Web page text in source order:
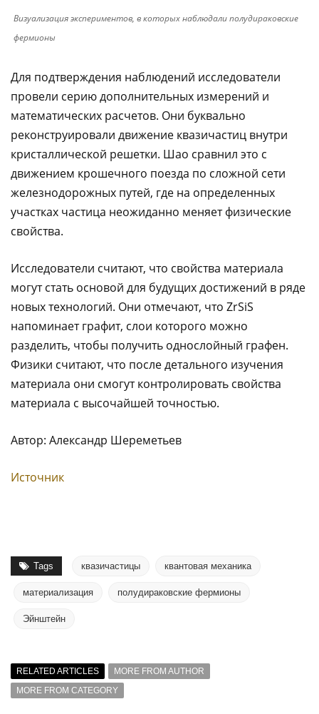
Визуализация экспериментов, в которых наблюдали полудираковские
фермионы
Для подтверждения наблюдений исследователи
провели серию дополнительных измерений и
математических расчетов. Они буквально
реконструировали движение квазичастиц внутри
кристаллической решетки. Шао сравнил это с
движением крошечного поезда по сложной сети
железнодорожных путей, где на определенных
участках частица неожиданно меняет физические
свойства.
Исследователи считают, что свойства материала
могут стать основой для будущих достижений в ряде
новых технологий. Они отмечают, что ZrSiS
напоминает графит, слои которого можно
разделить, чтобы получить однослойный графен.
Физики считают, что после детального изучения
материала они смогут контролировать свойства
материала с высочайшей точностью.
Автор: Александр Шереметьев
Источник
Tags квазичастицы квантовая механика
материализация полудираковские фермионы
Эйнштейн
RELATED ARTICLES
MORE FROM AUTHOR
MORE FROM CATEGORY